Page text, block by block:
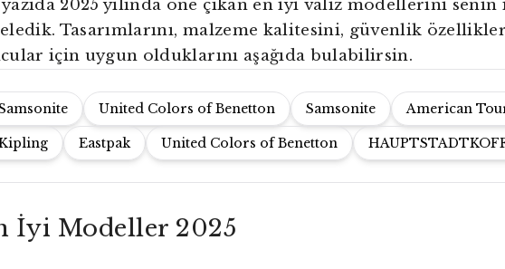
2025 yılında öne çıkan en iyi valiz modellerini senin
Tasarımlarını, malzeme kalitesini, güvenlik
için uygun olduklarını aşağıda bulabilirsin.
United Colors of Benetton Samsonite American
Eastpak United Colors of Benetton
İyi Modeller 2025